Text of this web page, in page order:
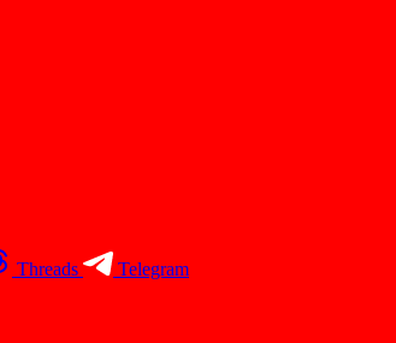
Threads
Telegram